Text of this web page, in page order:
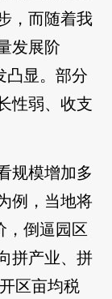
，而随着我
发展阶
凸显。部分
性弱、收支
规模增加多
例，当地将
，倒逼园区
拼产业、拼
区亩均税